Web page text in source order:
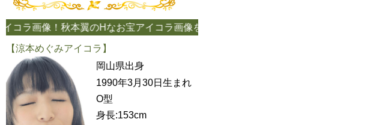
！秋本翼のHなお宝アイコラ画像をお探しならコチラのサイトへ！秋本翼のHなアイ
【涼本めぐみアイコラ】
岡山県出身
1990年3月30日生まれ
O型
身長:153cm